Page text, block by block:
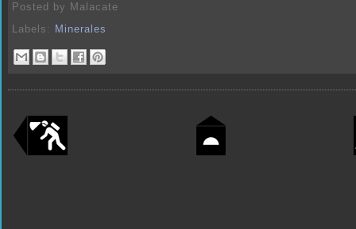
Posted by Malacate
Labels:
Minerales